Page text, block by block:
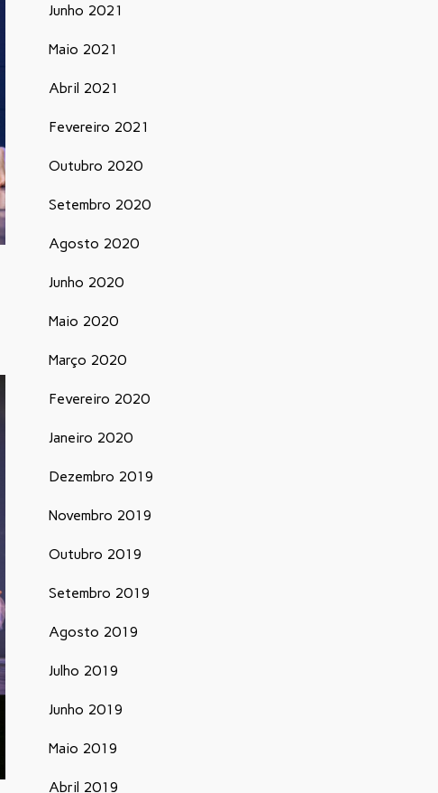
Junho 2021
Maio 2021
Abril 2021
Fevereiro 2021
Outubro 2020
Setembro 2020
Agosto 2020
Junho 2020
Maio 2020
Março 2020
Fevereiro 2020
Janeiro 2020
Dezembro 2019
Novembro 2019
Outubro 2019
Setembro 2019
Agosto 2019
Julho 2019
Junho 2019
Maio 2019
Abril 2019